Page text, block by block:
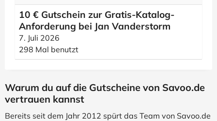
10 € Gutschein zur Gratis-Katalog-
Anforderung bei Jan Vanderstorm
7. Juli 2026
298 Mal benutzt
Warum du auf die Gutscheine von Savoo.de
vertrauen kannst
Bereits seit dem Jahr 2012 spürt das Team von Savoo.de